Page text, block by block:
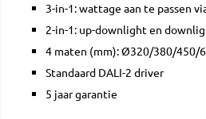
3-in-1: wattage aan te passen
2-in-1: up-downlight en
4 maten (mm): Ø320/380/450/
Standaard DALI-2 driver
5 jaar garantie